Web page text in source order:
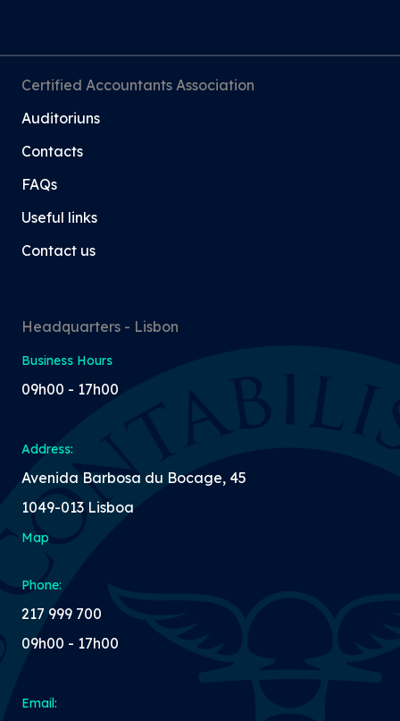
Certified Accountants Association
Auditoriuns
Contacts
FAQs
Useful links
Contact us
Headquarters - Lisbon
Business Hours
09h00 - 17h00
Address:
Avenida Barbosa du Bocage, 45
1049-013 Lisboa
Map
Phone:
217 999 700
09h00 - 17h00
Email: